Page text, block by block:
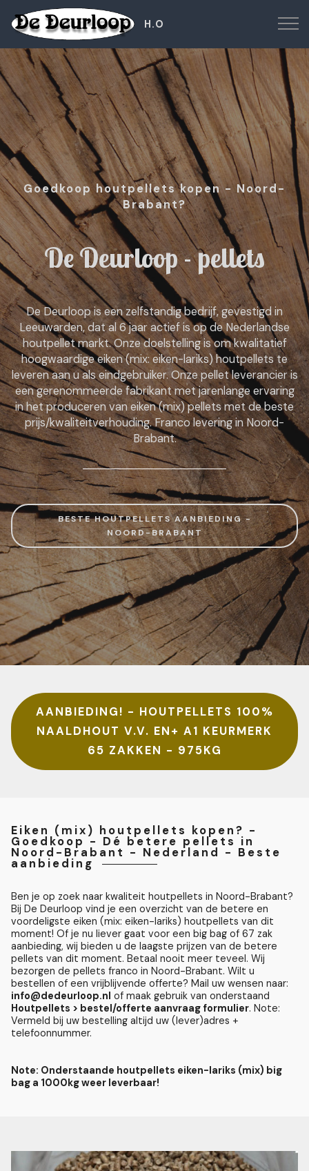
H.O
Goedkoop houtpellets kopen - Noord-
Brabant?
De Deurloop - pellets
De Deurloop is een zelfstandig bedrijf, gevestigd in
Leeuwarden, dat al 6 jaar actief is op de Nederlandse
houtpellet markt. Onze doelstelling is om kwalitatief
hoogwaardige eiken (mix: eiken-lariks) houtpellets te
leveren aan u als eindgebruiker. Onze pellet leverancier is
een gerenommeerde fabrikant met jarenlange ervaring
in het produceren van eiken (mix) pellets met de beste
prijs/kwaliteitverhouding. Franco levering in Noord-
Brabant.
BESTE HOUTPELLETS AANBIEDING -
NOORD-BRABANT
AANBIEDING! - HOUTPELLETS 100%
NAALDHOUT V.V. EN+ A1 KEURMERK
65 ZAKKEN - 975KG
Eiken (mix) houtpellets kopen? -
Goedkoop - Dé betere pellets in
Noord-Brabant - Nederland - Beste
aanbieding
Ben je op zoek naar kwaliteit houtpellets in Noord-Brabant?
Bij De Deurloop vind je een overzicht van de betere en
voordeligste eiken (mix: eiken-lariks) houtpellets van dit
moment! Of je nu liever gaat voor een big bag of 67 zak
aanbieding, wij bieden u de laagste prijzen van de betere
pellets van dit moment. Betaal nooit meer teveel. Wij
bezorgen de pellets franco in Noord-Brabant. Wilt u
bestellen of een vrijblijvende offerte? Mail uw wensen naar:
info@dedeurloop.nl of maak gebruik van onderstaand
Houtpellets > bestel/offerte aanvraag formulier. Note:
Vermeld bij uw bestelling altijd uw (lever)adres +
telefoonnummer.
Note: Onderstaande houtpellets eiken-lariks (mix) big
bag a 1000kg weer leverbaar!